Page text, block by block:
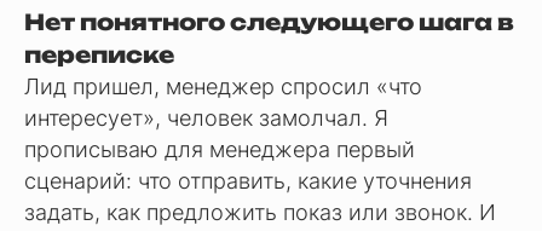
Нет понятного следующего шага в
переписке
Лид пришел, менеджер спросил «что
интересует», человек замолчал. Я
прописываю для менеджера первый
сценарий: что отправить, какие уточнения
задать, как предложить показ или звонок. И